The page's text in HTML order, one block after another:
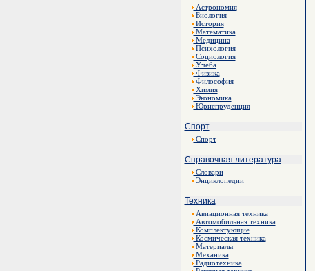
Астрономия
Биология
История
Математика
Медицина
Психология
Социология
Учеба
Физика
Философия
Химия
Экономика
Юриспруденция
Спорт
Спорт
Справочная литература
Словари
Энциклопедии
Техника
Авиационная техника
Автомобильная техника
Комплектующие
Космическая техника
Материалы
Механика
Радиотехника